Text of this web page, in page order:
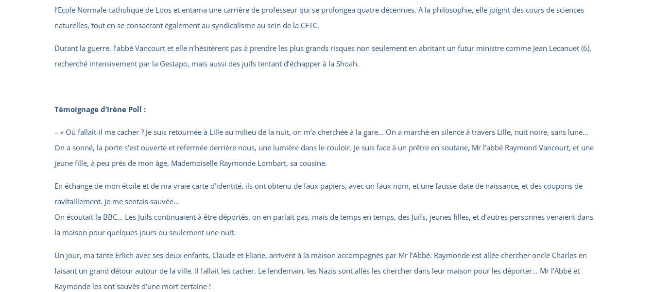
l’Ecole Normale catholique de Loos et entama une carrière de professeur qui se prolongea quatre décennies. A la philosophie, elle joignit des cours de sciences
naturelles, tout en se consacrant également au syndicalisme au sein de la CFTC.
Durant la guerre, l’abbé Vancourt et elle n’hésitèrent pas à prendre les plus grands risques non seulement en abritant un futur ministre comme Jean Lecanuet (6),
recherché intensivement par la Gestapo, mais aussi des juifs tentant d’échapper à la Shoah.
Témoignage d’Irène Poll :
– « Où fallait-il me cacher ? Je suis retournée à Lille au milieu de la nuit, on m’a cherchée à la gare… On a marché en silence à travers Lille, nuit noire, sans lune…
On a sonné, la porte s’est ouverte et refermée derrière nous, une lumière dans le couloir. Je suis face à un prêtre en soutane, Mr l’abbé Raymond Vancourt, et une
jeune fille, à peu près de mon âge, Mademoiselle Raymonde Lombart, sa cousine.
En échange de mon étoile et de ma vraie carte d’identité, ils ont obtenu de faux papiers, avec un faux nom, et une fausse date de naissance, et des coupons de
ravitaillement. Je me sentais sauvée…
On écoutait la BBC… Les Juifs continuaient à être déportés, on en parlait pas, mais de temps en temps, des Juifs, jeunes filles, et d’autres personnes venaient dans
la maison pour quelques jours ou seulement une nuit.
Un jour, ma tante Erlich avec ses deux enfants, Claude et Eliane, arrivent à la maison accompagnés par Mr l’Abbé. Raymonde est allée chercher oncle Charles en
faisant un grand détour autour de la ville. Il fallait les cacher. Le lendemain, les Nazis sont allés les chercher dans leur maison pour les déporter… Mr l’Abbé et
Raymonde les ont sauvés d’une mort certaine !